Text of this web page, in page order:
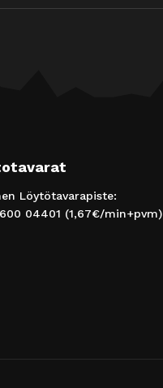
Löytötavarapiste:
04401 (1,67€/min+pvm)